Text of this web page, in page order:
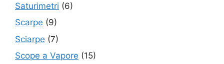
Saturimetri (6)
Scarpe (9)
Sciarpe (7)
Scope a Vapore (15)